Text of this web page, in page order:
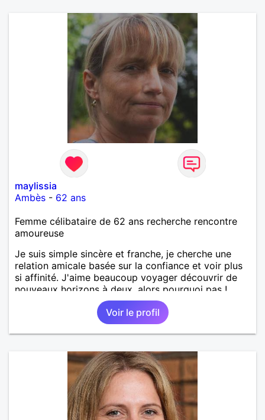
maylissia
Ambès - 62 ans
Femme célibataire de 62 ans recherche rencontre
amoureuse
Je suis simple sincère et franche, je cherche une
relation amicale basée sur la confiance et voir plus
si affinité. J'aime beaucoup voyager découvrir de
nouveaux horizons à deux, alors pourquoi pas !
Voir le profil